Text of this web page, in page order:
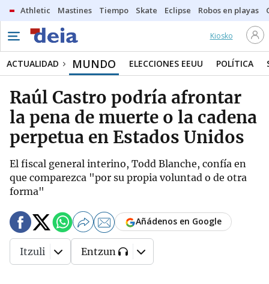
Athletic Mastines Tiempo Skate Eclipse Robos en playas
Kiosko
ACTUALIDAD MUNDO ELECCIONES EEUU POLÍTICA
Raúl Castro podría afrontar
la pena de muerte o la cadena
perpetua en Estados Unidos
El fiscal general interino, Todd Blanche, confía en
que comparezca "por su propia voluntad o de otra
forma"
Añádenos en Google
Itzuli Entzun